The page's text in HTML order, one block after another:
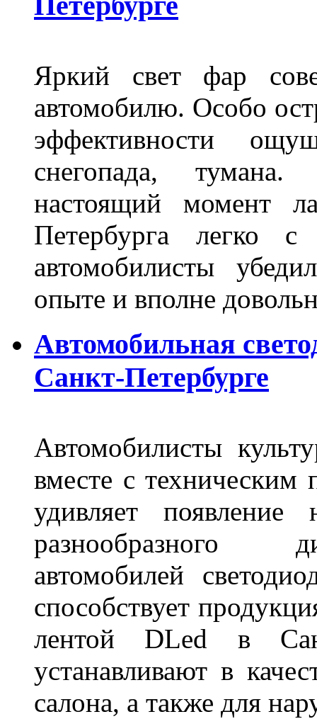
Яркий свет фар
автомобилю. Особо
эффективности
снегопада,
настоящий момент
Петербурга легко
автомобилисты
опыте и вполне
Автомобильная
Санкт-Петербурге
Автомобилисты
вместе с техническим
удивляет
разнообразного
автомобилей
способствует
лентой DLed в
устанавливают в
салона, а также для